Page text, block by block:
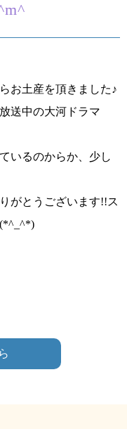
お土産を頂きました♪
送中の大河ドラマ
いるのからか、少し
がとうございます!!ス